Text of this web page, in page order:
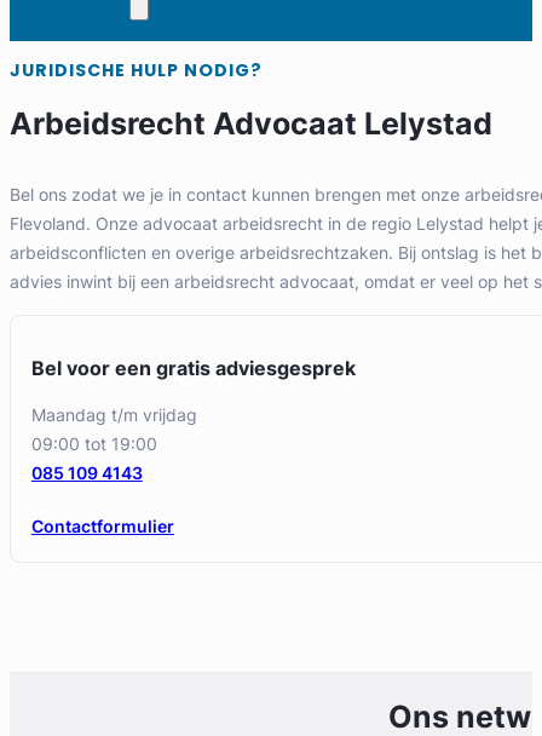
JURIDISCHE HULP NODIG?
Arbeidsrecht Advocaat Lelystad
Bel ons zodat we je in contact kunnen brengen met onze
Flevoland. Onze advocaat arbeidsrecht in de regio Lelystad helpt
arbeidsconflicten en overige arbeidsrechtzaken. Bij ontslag is het
advies inwint bij een arbeidsrecht advocaat, omdat er veel op het
Bel voor een gratis adviesgesprek
maandag t/m vrijdag
09:00 tot 19:00
Contactformulier
085 109 4143
Ons